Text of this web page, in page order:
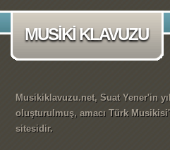
MUSİKİ KLAVUZU
Musikiklavuzu.net, Suat Yener'in
oluşturulmuş, amacı Türk
sitesidir.